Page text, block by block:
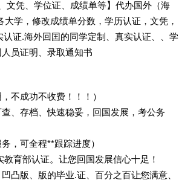
文凭、学位证、成绩单等】代办国外（海
学，修改成绩单分数，学历认证，文凭，
证.海外回囯的同学定制、真实认证、、学
员证明、录取通知书
不成功不收费！！！）
、存档、快速稳妥，回国发展，考公务
务，可全程**跟踪进度）
育部认证。让您回国发展信心十足！
凸版、版的毕业.证、百分之百让您满意、